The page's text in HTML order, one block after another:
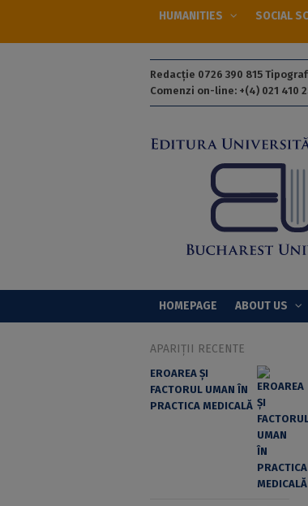
HUMANITIES SOCIAL
Redacție 0726 390 815
Comenzi on-line: +(4) 021 410
HOMEPAGE ABOUT US
APARIȚII RECENTE
EROAREA ȘI
FACTORUL UMAN ÎN
PRACTICA MEDICALĂ